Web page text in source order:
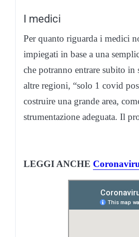
I medici
Per quanto riguarda i medici
impiegati in base a una
che potranno entrare subito
altre regioni, “solo 1 covid
costruire una grande area,
strumentazione adeguata. Il
LEGGI ANCHE